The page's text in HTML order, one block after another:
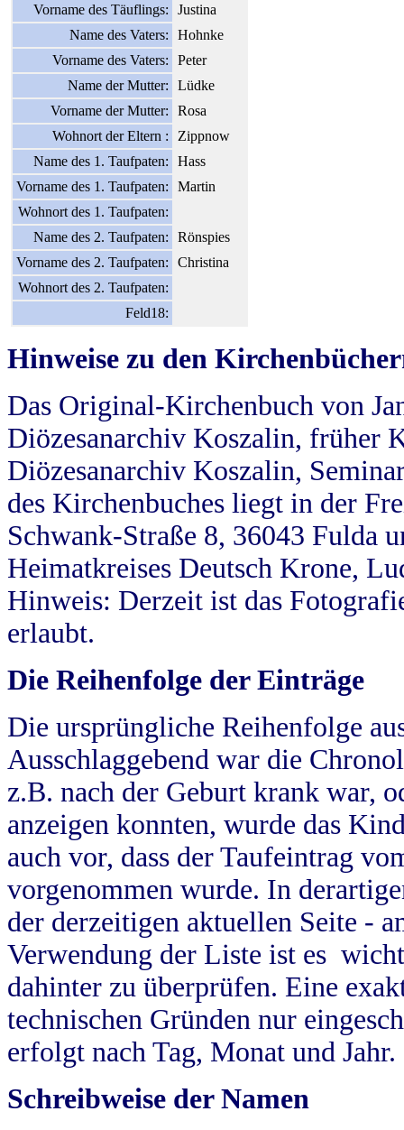
Vorname des Täuflings:
Justina
Name des Vaters:
Hohnke
Vorname des Vaters:
Peter
Name der Mutter:
Lüdke
Vorname der Mutter:
Rosa
Wohnort der Eltern :
Zippnow
Name des 1. Taufpaten:
Hass
Vorname des 1. Taufpaten:
Martin
Wohnort des 1. Taufpaten:
Name des 2. Taufpaten:
Rönspies
Vorname des 2. Taufpaten:
Christina
Wohnort des 2. Taufpaten:
Feld18:
Hinweise zu den
Das Original-Kirchenbuch von
Diözesanarchiv Koszalin, früher
Diözesanarchiv Koszalin,
des Kirchenbuches liegt in der
Schwank-Straße 8, 36043 Fulda
Heimatkreises Deutsch Krone,
Hinweis: Derzeit ist das
erlaubt.
Die Reihenfolge der Einträge
Die ursprüngliche Reihenfolge
Ausschlaggebend war die
z.B. nach der Geburt krank war,
anzeigen konnten, wurde das
auch vor, dass der Taufeintrag
vorgenommen wurde. In
der derzeitigen aktuellen Seite -
Verwendung der Liste ist es
dahinter zu überprüfen. Eine
technischen Gründen nur
erfolgt nach Tag, Monat und Jahr.
Schreibweise der Namen